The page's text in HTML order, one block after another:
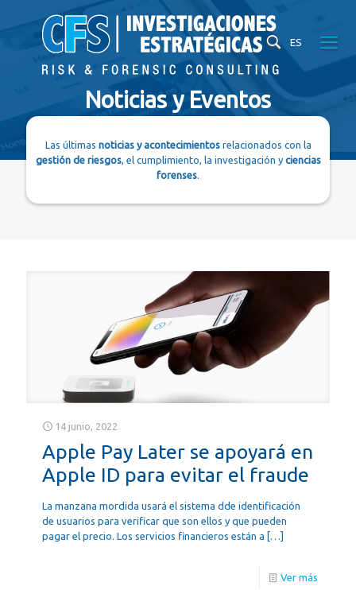
ES
Noticias y Eventos
Las últimas noticias y acontecimientosrelacionados con la
gestión de riesgos, el cumplimiento, la investigación yciencias
forenses.
14 junio, 2022
Apple Pay Later se apoyará en
Apple ID para evitar el fraude
La manzana mordida usará el sistema dde identificación
de usuarios para verificar que son ellos y que pueden
pagar el precio. Los servicios financieros están a […]
Ver más